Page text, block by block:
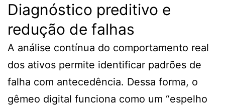
Diagnóstico preditivo e
redução de falhas
A análise contínua do comportamento real
dos ativos permite identificar padrões de
falha com antecedência. Dessa forma, o
gêmeo digital funciona como um “espelho